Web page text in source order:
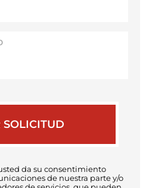
da su consentimiento
de nuestra parte y/o